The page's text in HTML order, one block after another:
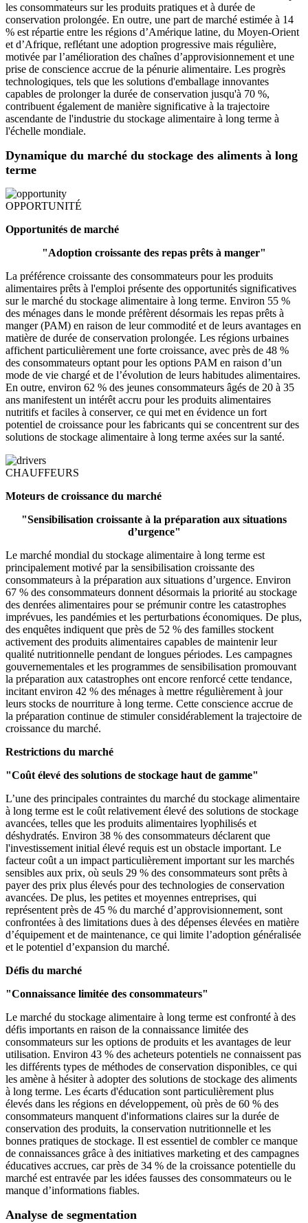
les consommateurs sur les produits pratiques et à durée de
conservation prolongée. En outre, une part de marché estimée à 14
% est répartie entre les régions d’Amérique latine, du Moyen-Orient
et d’Afrique, reflétant une adoption progressive mais régulière,
motivée par l’amélioration des chaînes d’approvisionnement et une
prise de conscience accrue de la pénurie alimentaire. Les progrès
technologiques, tels que les solutions d'emballage innovantes
capables de prolonger la durée de conservation jusqu'à 70 %,
contribuent également de manière significative à la trajectoire
ascendante de l'industrie du stockage alimentaire à long terme à
l'échelle mondiale.
Dynamique du marché du stockage des aliments à long
terme
OPPORTUNITÉ
Opportunités de marché
"Adoption croissante des repas prêts à manger"
La préférence croissante des consommateurs pour les produits
alimentaires prêts à l'emploi présente des opportunités significatives
sur le marché du stockage alimentaire à long terme. Environ 55 %
des ménages dans le monde préfèrent désormais les repas prêts à
manger (PAM) en raison de leur commodité et de leurs avantages en
matière de durée de conservation prolongée. Les régions urbaines
affichent particulièrement une forte croissance, avec près de 48 %
des consommateurs optant pour les options PAM en raison d’un
mode de vie chargé et de l’évolution de leurs habitudes alimentaires.
En outre, environ 62 % des jeunes consommateurs âgés de 20 à 35
ans manifestent un intérêt accru pour les produits alimentaires
nutritifs et faciles à conserver, ce qui met en évidence un fort
potentiel de croissance pour les fabricants qui se concentrent sur des
solutions de stockage alimentaire à long terme axées sur la santé.
CHAUFFEURS
Moteurs de croissance du marché
"Sensibilisation croissante à la préparation aux situations
d’urgence"
Le marché mondial du stockage alimentaire à long terme est
principalement motivé par la sensibilisation croissante des
consommateurs à la préparation aux situations d’urgence. Environ
67 % des consommateurs donnent désormais la priorité au stockage
des denrées alimentaires pour se prémunir contre les catastrophes
imprévues, les pandémies et les perturbations économiques. De plus,
des enquêtes indiquent que près de 52 % des familles stockent
activement des produits alimentaires capables de maintenir leur
qualité nutritionnelle pendant de longues périodes. Les campagnes
gouvernementales et les programmes de sensibilisation promouvant
la préparation aux catastrophes ont encore renforcé cette tendance,
incitant environ 42 % des ménages à mettre régulièrement à jour
leurs stocks de nourriture à long terme. Cette conscience accrue de
la préparation continue de stimuler considérablement la trajectoire de
croissance du marché.
Restrictions du marché
"Coût élevé des solutions de stockage haut de gamme"
L’une des principales contraintes du marché du stockage alimentaire
à long terme est le coût relativement élevé des solutions de stockage
avancées, telles que les produits alimentaires lyophilisés et
déshydratés. Environ 38 % des consommateurs déclarent que
l'investissement initial élevé requis est un obstacle important. Le
facteur coût a un impact particulièrement important sur les marchés
sensibles aux prix, où seuls 29 % des consommateurs sont prêts à
payer des prix plus élevés pour des technologies de conservation
avancées. De plus, les petites et moyennes entreprises, qui
représentent près de 45 % du marché d’approvisionnement, sont
confrontées à des limitations dues à des dépenses élevées en matière
d’équipement et de maintenance, ce qui limite l’adoption généralisée
et le potentiel d’expansion du marché.
Défis du marché
"Connaissance limitée des consommateurs"
Le marché du stockage alimentaire à long terme est confronté à des
défis importants en raison de la connaissance limitée des
consommateurs sur les options de produits et les avantages de leur
utilisation. Environ 43 % des acheteurs potentiels ne connaissent pas
les différents types de méthodes de conservation disponibles, ce qui
les amène à hésiter à adopter des solutions de stockage des aliments
à long terme. Les écarts d'éducation sont particulièrement plus
élevés dans les régions en développement, où près de 60 % des
consommateurs manquent d'informations claires sur la durée de
conservation des produits, la conservation nutritionnelle et les
bonnes pratiques de stockage. Il est essentiel de combler ce manque
de connaissances grâce à des initiatives marketing et des campagnes
éducatives accrues, car près de 34 % de la croissance potentielle du
marché est entravée par les idées fausses des consommateurs ou le
manque d’informations fiables.
Analyse de segmentation